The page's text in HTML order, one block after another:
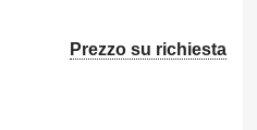
Prezzo su richiesta